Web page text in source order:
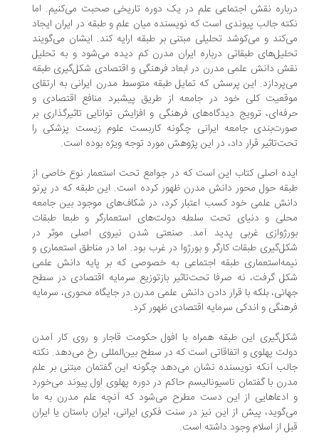
نقش اجتماعی علم در یک دوره تاریخی صحبت می‌کنیم. اما
جالب پیوندی است که نویسنده میان علم و طبقه در ایران ایجاد
و می‌کوشد تحلیلی مبتنی بر طبقه ارایه کند. ایشان می‌گویند
طبقاتی درباره ایران مدرن کم دیده می‌شود و به تحلیل
دانش علمی مدرن در ابعاد فرهنگی و اقتصادی شکل‌گیری طبقه
این پرسش که تمایل طبقه متوسط مدرن ایرانی به ارتقای
کلی خود در جامعه از طریق پیشبرد منافع اقتصادی و
ترویج دیدگاه‌های فرهنگی و افزایش توانایی تاثیرگذاری بر
جامعه ایرانی چگونه کاربست علوم زیست پزشکی را
قرار داد، در این پژوهش مورد توجه ویژه بوده است.
اصلی کتاب این است که در جوامع تحت استعمار نوع خاصی از
حول محور دانش مدرن ظهور کرده است. این طبقه که در پرتو
علمی خود کسب اعتبار کرد، در شکاف‌های موجود بین جامعه
و دنیای تحت سلطه دولت‌های استعمارگر و طبعا طبقات
غربی پدید آمد. صنعتی شدن نیروی اصلی موثر در
طبقات کارگر و بورژوا در غرب بود. اما در مناطق استعماری و
طبقه اجتماعی به خصوصی که بر پایه دانش علمی
گرفت، نه صرفا تحت‌تاثیر بازتوزیع سرمایه اقتصادی در سطح
بلکه با قرار دادن دانش علمی مدرن در جایگاه محوری، سرمایه
و اندکی سرمایه اقتصادی ظهور کرد.
این طبقه همراه با افول حکومت قاجار و روی کار آمدن
پهلوی و اتفاقاتی است که در سطح بین‌المللی رخ می‌دهد. نکته
آنکه نویسنده نشان می‌دهد چگونه این گفتمان مبتنی بر علم
با گفتمان ناسیونالیسم حاکم در دوره پهلوی اول پیوند می‌خورد
از این دست مطرح می‌شود که آنچه علم مدرن به ما
پیش از این نیز در سنت فکری ایرانی، ایران باستان یا ایران
از اسلام وجود داشته است.